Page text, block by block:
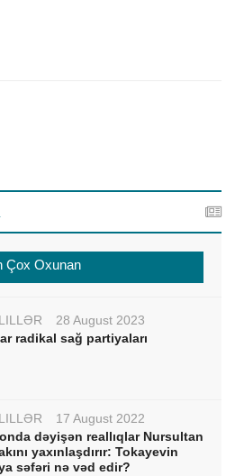
Çox Oxunan
28 August 2023
radikal sağ partiyaları
17 August 2022
dəyişən reallıqlar Nursultan
yaxınlaşdırır: Tokayevin
səfəri nə vəd edir?